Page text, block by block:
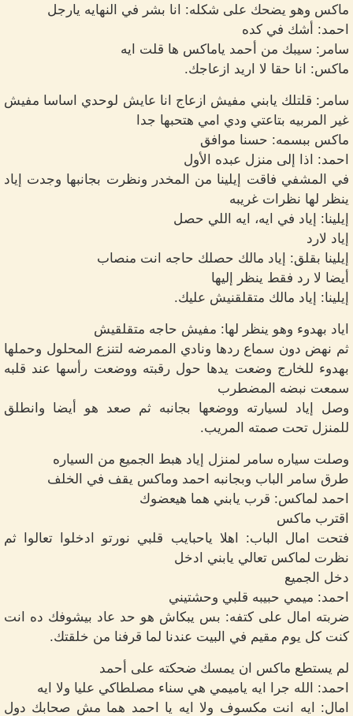
ماكس وهو يضحك على شكله: انا بشر في النهايه يارجل
احمد: أشك في كده
سامر: سيبك من أحمد ياماكس ها قلت ايه
ماكس: انا حقا لا اريد ازعاجك.
سامر: قلتلك يابني مفيش ازعاج انا عايش لوحدي اساسا مفيش
غير المربيه بتاعتي ودي امي هتحبها جدا
ماكس ببسمه: حسنا موافق
احمد: اذا إلى منزل عبده الأول
في المشفي فاقت إيلينا من المخدر ونظرت بجانبها وجدت إياد
ينظر لها نظرات غريبه
إيلينا: إياد في ايه، ايه اللي حصل
إياد لارد
إيلينا بقلق: إياد مالك حصلك حاجه انت منصاب
أيضا لا رد فقط ينظر إليها
إيلينا: إياد مالك متقلقنيش عليك.
اياد بهدوء وهو ينظر لها: مفيش حاجه متقلقيش
ثم نهض دون سماع ردها ونادي الممرضه لتنزع المحلول وحملها
بهدوء للخارج وضعت يدها حول رقبته ووضعت رأسها عند قلبه
سمعت نبضه المضطرب
وصل إياد لسيارته ووضعها بجانبه ثم صعد هو أيضا وانطلق
للمنزل تحت صمته المريب.
وصلت سياره سامر لمنزل إياد هبط الجميع من السياره
طرق سامر الباب وبجانبه احمد وماكس يقف في الخلف
احمد لماكس: قرب يابني هما هيعضوك
اقترب ماكس
فتحت امال الباب: اهلا ياحبايب قلبي نورتو ادخلوا تعالوا ثم
نظرت لماكس تعالي يابني ادخل
دخل الجميع
احمد: ميمي حبيبه قلبي وحشتيني
ضربته امال على كتفه: بس يبكاش هو حد عاد بيشوفك ده انت
كنت كل يوم مقيم في البيت عندنا لما قرفنا من خلقتك.
لم يستطع ماكس ان يمسك ضحكته على أحمد
احمد: الله جرا ايه ياميمي هي سناء مصلطاكي عليا ولا ايه
امال: ايه انت مكسوف ولا ايه يا احمد هما مش صحابك دول